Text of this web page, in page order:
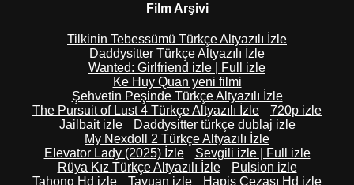
Film Arşivi
Tilkinin Tebessümü Türkçe Altyazılı İzle
Daddysitter Türkçe Altyazılı İzle
Wanted: Girlfriend izle | Full izle
Ke Huy Quan yeni filmi
Şehvetin Peşinde Türkçe Altyazılı İzle
The Pursuit of Lust 4 Türkçe Altyazılı İzle
720p izle
Jailbait izle
Daddysitter türkçe dublaj izle
My Nexdoll 2 Türkçe Altyazılı İzle
Elevator Lady (2025) İzle
Sevgili izle | Full izle
Rüya Kız Türkçe Altyazılı İzle
Pulsion izle
Tahong Hd izle
Tayuan izle Hapis Cezası Hd izle